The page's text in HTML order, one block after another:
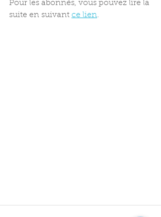
Pour les abonnés, vous pouvez lire la
suite en suivant ce lien.